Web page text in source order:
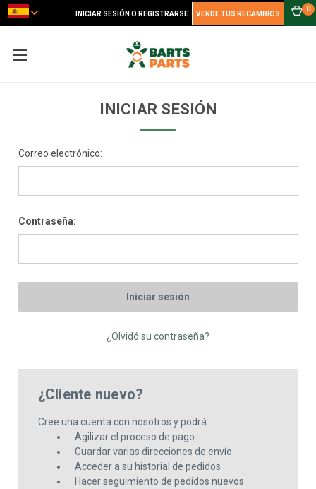
INICIAR SESIÓN O REGISTRARSE VENDE TUS RECAMBIOS
0
INICIAR SESIÓN
Correo electrónico:
Contraseña:
¿Olvidó su contraseña?
¿Cliente nuevo?
Cree una cuenta con nosotros y podrá:
Agilizar el proceso de pago
Guardar varias direcciones de envío
Acceder a su historial de pedidos
Hacer seguimiento de pedidos nuevos